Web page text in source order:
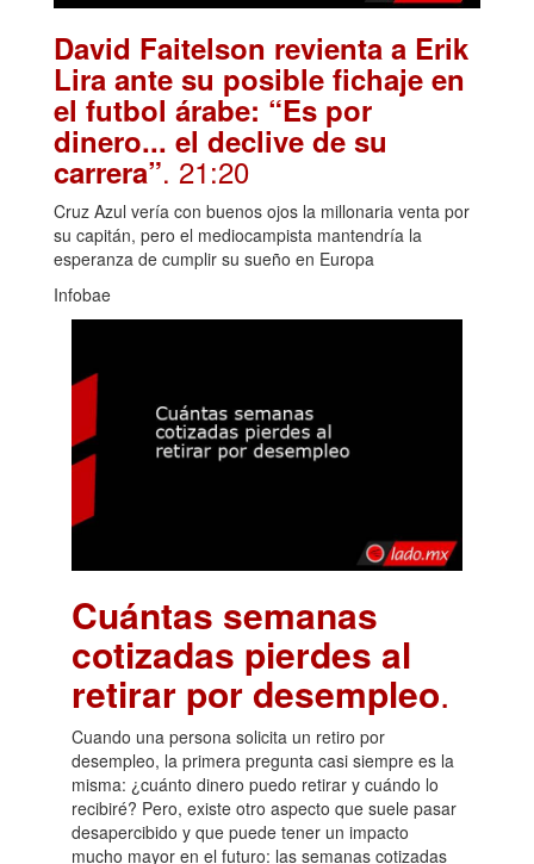
David Faitelson revienta a Erik
Lira ante su posible fichaje en
el futbol árabe: “Es por
dinero... el declive de su
carrera”. 21:20
Cruz Azul vería con buenos ojos la millonaria venta por
su capitán, pero el mediocampista mantendría la
esperanza de cumplir su sueño en Europa
Infobae
Cuántas semanas
cotizadas pierdes al
retirar por desempleo.
Cuando una persona solicita un retiro por
desempleo, la primera pregunta casi siempre es la
misma: ¿cuánto dinero puedo retirar y cuándo lo
recibiré? Pero, existe otro aspecto que suele pasar
desapercibido y que puede tener un impacto
mucho mayor en el futuro: las semanas cotizadas